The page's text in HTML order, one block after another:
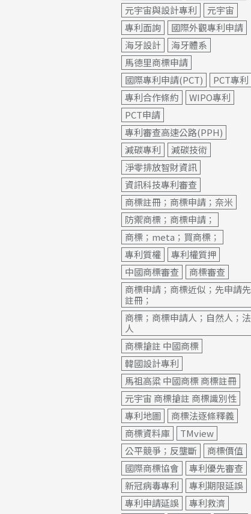
元宇宙與設計專利
元宇宙
專利面詢
國際外觀專利申請
海牙設計
海牙體系
馬德里商標申請
國際專利申請(PCT)
PCT專利
專利合作條約
WIPO專利
PCT申請
專利審查高速公路(PPH)
減碳專利
減碳技術
淨零排放智財資訊
資訊科技專利審查
商標註冊；商標申請；奈米
防禦商標；商標申請；
商標；meta；買商標；
專利質權
專利權質押
中國商標審查
商標審查
商標申請；商標近似；先申請先
註冊；
商標；商標申請人；自然人；法
人
商標搶註 中國商標
韓國設計專利
馬祖高粱 中國商標 商標註冊
元宇宙 商標搶註 商標識別性
專利地圖
商標法逐條釋義
商標資料庫
TMview
公平競爭；反壟斷
商標價值
國際商標協會
專利優先審查
新冠病毒專利
專利期限延誤
專利申請延誤
專利救濟